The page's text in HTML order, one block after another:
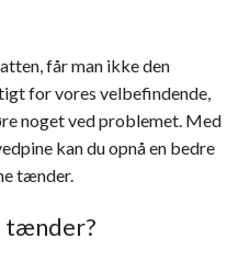
får man ikke den
for vores velbefindende,
noget ved problemet. Med
kan du opnå en bedre
tænder.
tænder?